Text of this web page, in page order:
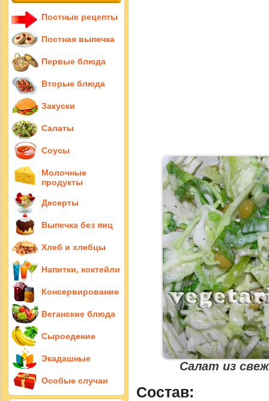
Салат из
Состав:
Постные рецепты
Постная выпечка
Первые блюда
Вторые блюда
Закуски
Салаты
Соусы
Молочные
продукты
Десерты
Выпечка без яиц
Хлеб и хлебцы
Напитки, коктейли
Консервирование
Веганские блюда
Сыроедение
Экадашные
Особые случаи